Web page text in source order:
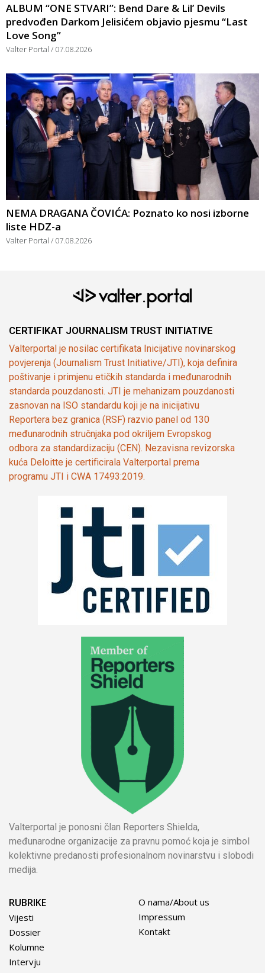
ALBUM “ONE STVARI”: Bend Dare & Lil’ Devils
predvođen Darkom Jelisićem objavio pjesmu “Last
Love Song”
Valter Portal 07.08.2026
NEMA DRAGANA ČOVIĆA: Poznato ko nosi izborne
liste HDZ-a
Valter Portal 07.08.2026
CERTIFIKAT JOURNALISM TRUST INITIATIVE
Valterportal je nosilac certifikata Inicijative novinarskog
povjerenja (Journalism Trust Initiative/JTI), koja definira
poštivanje i primjenu etičkih standarda i međunarodnih
standarda pouzdanosti. JTI je mehanizam pouzdanosti
zasnovan na ISO standardu koji je na inicijativu
Reportera bez granica (RSF) razvio panel od 130
međunarodnih stručnjaka pod okriljem Evropskog
odbora za standardizaciju (CEN). Nezavisna revizorska
kuća Deloitte je certificirala Valterportal prema
programu JTI i CWA 17493:2019.
Valterportal je ponosni član Reporters Shielda,
međunarodne organizacije za pravnu pomoć koja je simbol
kolektivne predanosti profesionalnom novinarstvu i slobodi
medija.
RUBRIKE
Vijesti
Dossier
Kolumne
Intervju
O nama/About us
Impressum
Kontakt